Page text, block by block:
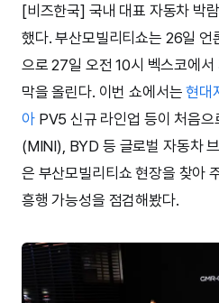
[비즈한국] 국내 대표 자동차 박
했다. 부산모빌리티쇼는 26일 언
으로 27일 오전 10시 벡스코에서
막을 올린다. 이번 쇼에서는현대
아PV5 신규 라인업 등이 처음으
(MINI), BYD 등 글로벌 자동차
은 부산모빌리티쇼 현장을 찾아
흥행 가능성을 점검해봤다.